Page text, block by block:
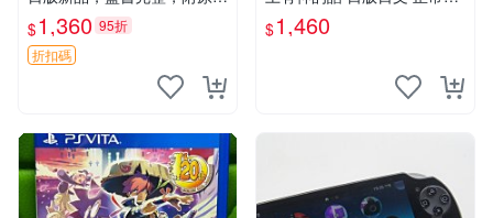
包裝，玩樂典藏款，成就全開
任你挑戰 超級女主角戰記 PS
V 游戲 日版 成就全開 DLC 全
$1,360 95折
折扣碼
玩 神秘成色參考圖 售後不退
如果這是你想找的游戲 請先
$1,460